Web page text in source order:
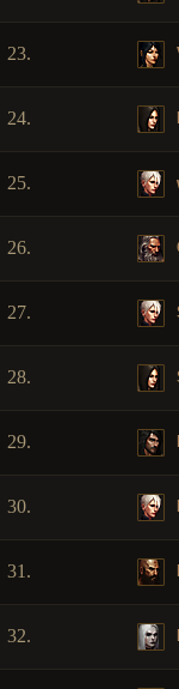
23.
24.
25.
26.
27.
28.
29.
30.
31.
32.